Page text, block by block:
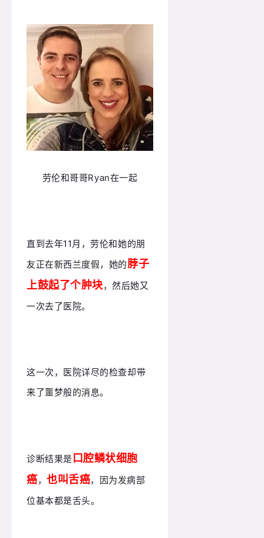
劳伦和哥哥Ryan在一起
直到去年11月，劳伦和她的朋
友正在新西兰度假，她的脖子
上鼓起了个肿块，然后她又
一次去了医院。
这一次，医院详尽的检查却带
来了噩梦般的消息。
诊断结果是 口腔鳞状细胞
癌，也叫舌癌，因为发病部
位基本都是舌头。